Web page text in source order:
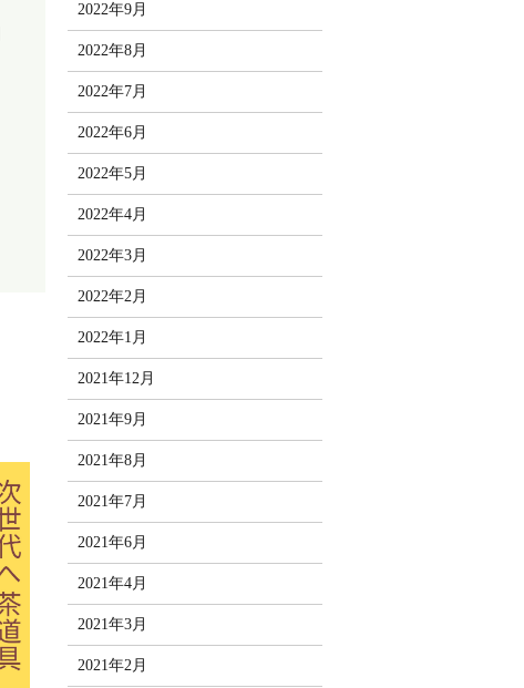
2022年9月
2022年8月
2022年7月
2022年6月
2022年5月
2022年4月
2022年3月
2022年2月
2022年1月
2021年12月
2021年9月
2021年8月
2021年7月
2021年6月
2021年4月
2021年3月
2021年2月